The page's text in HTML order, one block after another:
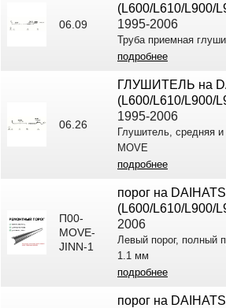
06.09
(L600/L610/L900/
1995-2006
Труба приемная
подробнее
06.26
ГЛУШИТЕЛЬ на
(L600/L610/L900/
1995-2006
Глушитель, средняя
MOVE
подробнее
П00-
MOVE-
JINN-1
порог на
(L600/L610/L900/
2006
Левый порог, полный
1.1 мм
подробнее
порог на